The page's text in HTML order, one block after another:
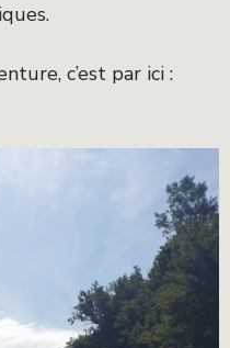
c’est par ici :